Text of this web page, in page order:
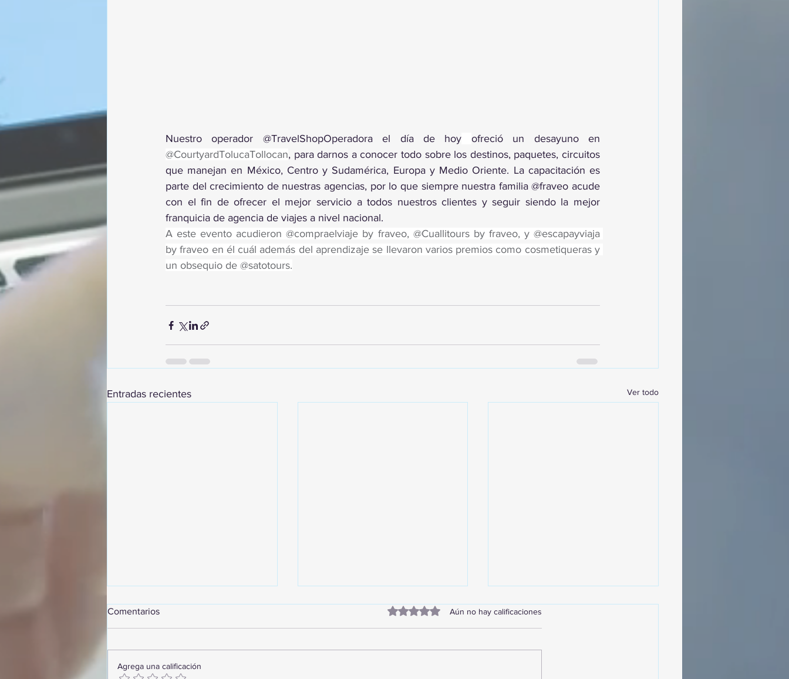
Nuestro operador @TravelShopOperadora el día de hoy
@CourtyardTolucaTollocan, para darnos a conocer todo sobre los destinos, paquetes, circuitos
que manejan en México, Centro y Sudamérica, Europa y Medio Oriente. La capacitación es
parte del crecimiento de nuestras agencias, por lo que siempre nuestra familia @fraveo acude
con el fin de ofrecer el mejor servicio a todos nuestros clientes y seguir siendo la mejor
franquicia de agencia de viajes a nivel nacional.
A este evento acudieron @compraelviaje by fraveo, @Cuallitours by fraveo, y @escapayviaja
by fraveo en él cuál además del aprendizaje se llevaron varios premios como cosmetiqueras y
un obsequio de @satotours.
Entradas recientes Ver todo
Comentarios Obtuvo 0 de 5 estrellas.
Aún no hay calificaciones
Agrega una calificación